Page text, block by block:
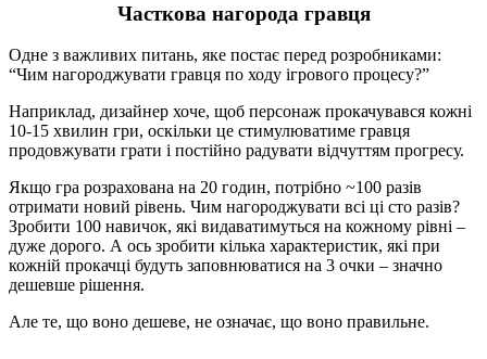
Часткова нагорода гравця
Одне з важливих питань, яке постає перед розробниками:
“Чим нагороджувати гравця по ходу ігрового процесу?”
Наприклад, дизайнер хоче, щоб персонаж прокачувався кожні
10-15 хвилин гри, оскільки це стимулюватиме гравця
продовжувати грати і постійно радувати відчуттям прогресу.
Якщо гра розрахована на 20 годин, потрібно ~100 разів
отримати новий рівень. Чим нагороджувати всі ці сто разів?
Зробити 100 навичок, які видаватимуться на кожному рівні –
дуже дорого. А ось зробити кілька характеристик, які при
кожній прокачці будуть заповнюватися на 3 очки – значно
дешевше рішення.
Але те, що воно дешеве, не означає, що воно правильне.